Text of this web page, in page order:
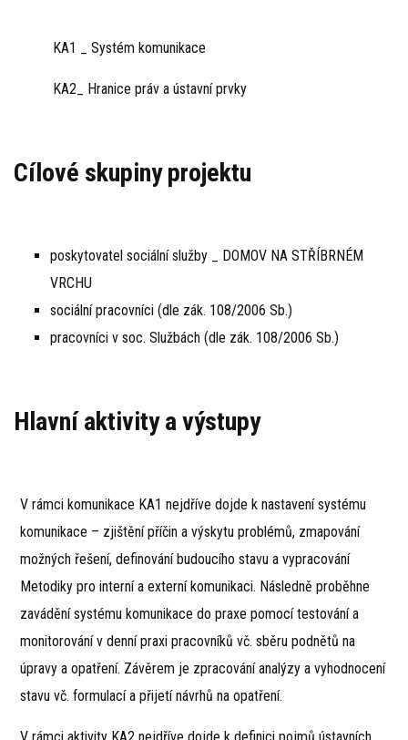
KA1 _ Systém komunikace
KA2_ Hranice práv a ústavní prvky
Cílové skupiny projektu
poskytovatel sociální služby _ DOMOV NA STŘÍBRNÉM
VRCHU
sociální pracovníci (dle zák. 108/2006 Sb.)
pracovníci v soc. Službách (dle zák. 108/2006 Sb.)
Hlavní aktivity a výstupy
V rámci komunikace KA1 nejdříve dojde k nastavení systému
komunikace – zjištění příčin a výskytu problémů, zmapování
možných řešení, definování budoucího stavu a vypracování
Metodiky pro interní a externí komunikaci. Následně proběhne
zavádění systému komunikace do praxe pomocí testování a
monitorování v denní praxi pracovníků vč. sběru podnětů na
úpravy a opatření. Závěrem je zpracování analýzy a vyhodnocení
stavu vč. formulací a přijetí návrhů na opatření.